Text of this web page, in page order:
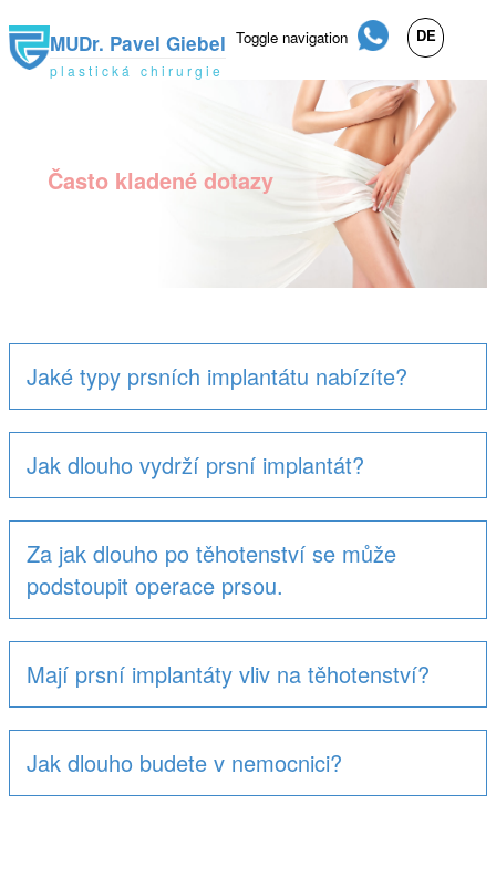
DE
MUDr. Pavel Giebel
plastická chirurgie
Toggle navigation
Často kladené dotazy
Jaké typy prsních implantátu nabízíte?
Jak dlouho vydrží prsní implantát?
Za jak dlouho po těhotenství se může
podstoupit operace prsou.
Mají prsní implantáty vliv na těhotenství?
Jak dlouho budete v nemocnici?